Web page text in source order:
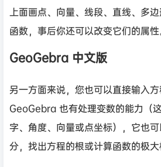
上面画点、向量、线段、直线、多
函数，事后你还可以改变它们的属性
GeoGebra 中文版
另一方面来说，您也可以直接输入方
GeoGebra 也有处理变数的能力（
字、角度、向量或点坐标），它也
分，找出方程的根或计算函数的极大